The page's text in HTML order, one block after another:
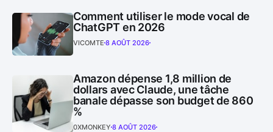
Comment utiliser le mode vocal de
ChatGPT en 2026
VICOMTE 8 AOÛT 2026
Amazon dépense 1,8 million de
dollars avec Claude, une tâche
banale dépasse son budget de 860
%
0XMONKEY 8 AOÛT 2026